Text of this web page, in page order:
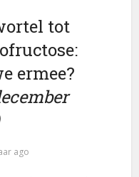
tot
ermee?
ago